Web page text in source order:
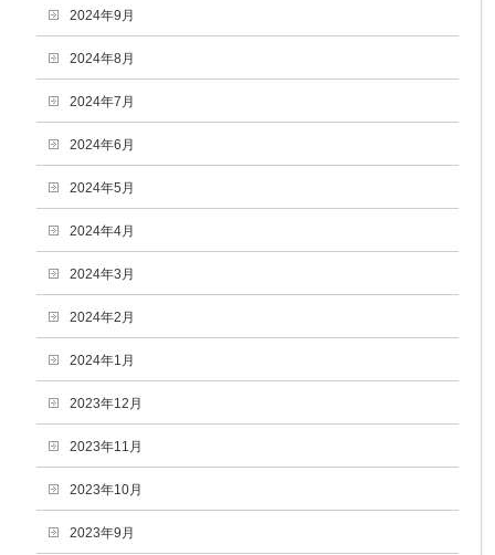
2024年9月
2024年8月
2024年7月
2024年6月
2024年5月
2024年4月
2024年3月
2024年2月
2024年1月
2023年12月
2023年11月
2023年10月
2023年9月